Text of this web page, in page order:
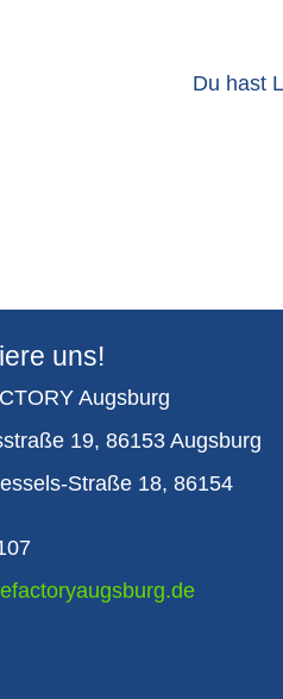
Du hast
uns!
Augsburg
19, 86153 Augsburg
Straße 18, 86154